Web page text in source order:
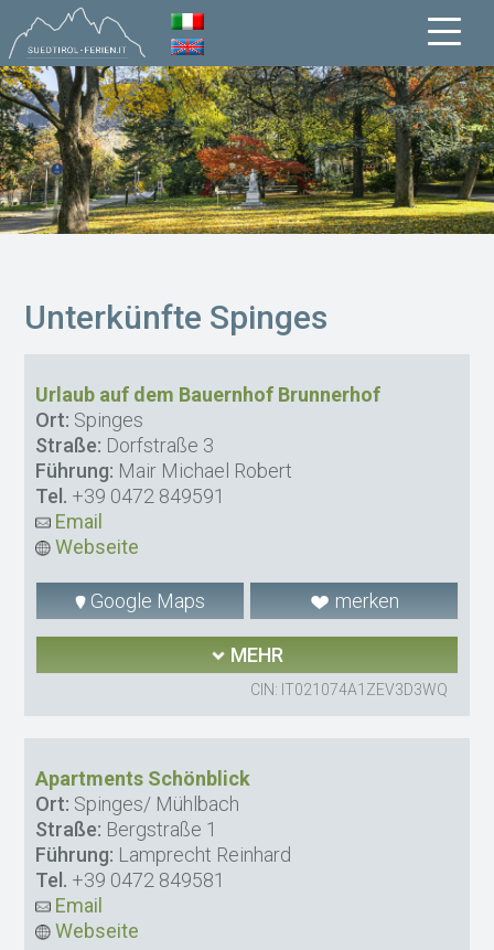
Unterkünfte Spinges
Urlaub auf dem Bauernhof Brunnerhof
Ort: Spinges
Straße: Dorfstraße 3
Führung: Mair Michael Robert
Tel. +39 0472 849591
Email
Webseite
Google Maps merken
MEHR
CIN: IT021074A1ZEV3D3WQ
Apartments Schönblick
Ort: Spinges/ Mühlbach
Straße: Bergstraße 1
Führung: Lamprecht Reinhard
Tel. +39 0472 849581
Email
Webseite